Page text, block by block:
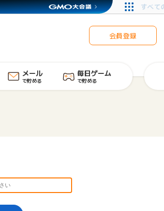
会員登録
メール
で貯める
毎日ゲーム
で貯める